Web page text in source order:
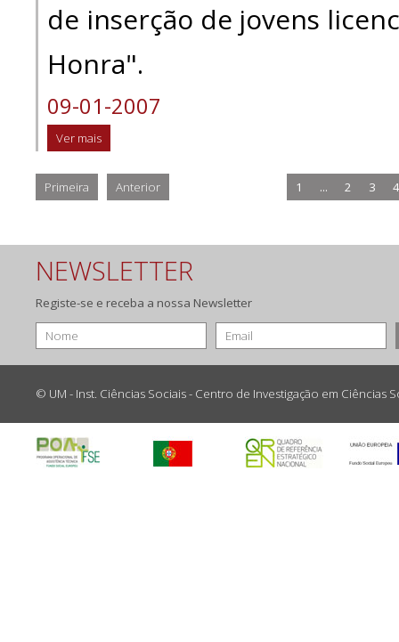
de inserção de jovens
Honra".
09-01-2007
Ver mais
Primeira Anterior 1 ... 2 3 4
NEWSLETTER
Registe-se e receba a nossa Newsletter
© UM - Inst. Ciências Sociais - Centro de Investigação em Ciências